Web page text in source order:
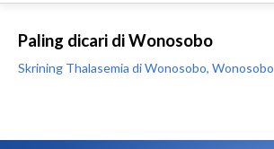
Paling dicari di Wonosobo
Skrining Thalasemia di Wonosobo, Wonosobo